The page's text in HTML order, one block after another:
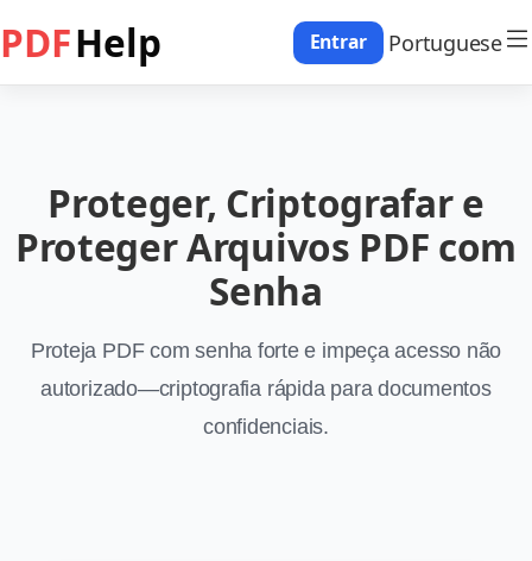
PDFHelp Entrar Portuguese
Proteger, Criptografar e
Proteger Arquivos PDF com
Senha
Proteja PDF com senha forte e impeça acesso não
autorizado—criptografia rápida para documentos
confidenciais.